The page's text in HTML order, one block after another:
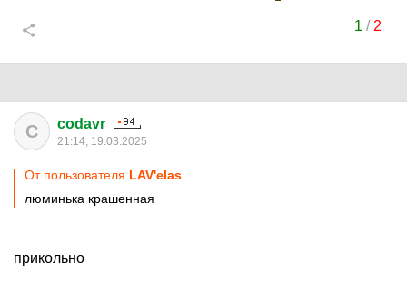
1 / 2
C codavr
21:14, 19.03.2025
От пользователя LAV'elas
люминька крашенная
прикольно